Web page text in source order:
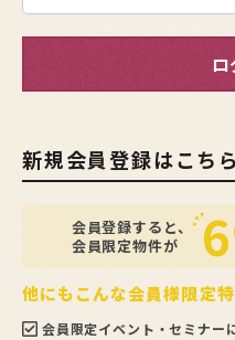
新規会員登録はこちら
会員登録すると、
会員限定物件が
他にもこんな会員様限定
会員限定イベント・セミナー